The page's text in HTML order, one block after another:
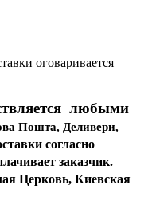
оговаривается
любыми
Пошта, Деливери,
согласно
заказчик.
Церковь, Киевская